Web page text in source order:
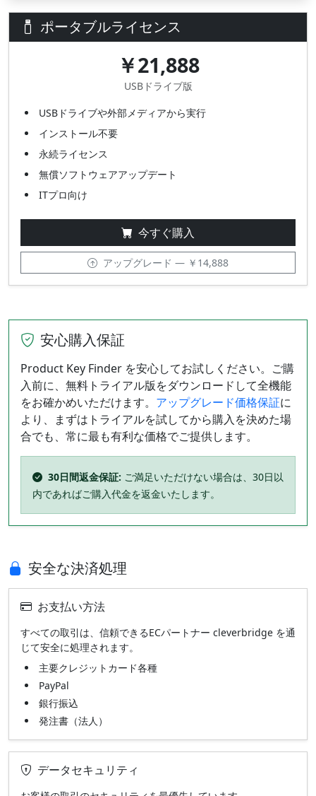
ポータブルライセンス
￥21,888
USBドライブ版
USBドライブや外部メディアから実行
インストール不要
永続ライセンス
無償ソフトウェアアップデート
ITプロ向け
今すぐ購入
アップグレード — ￥14,888
安心購入保証
Product Key Finder を安心してお試しください。ご購
入前に、無料トライアル版をダウンロードして全機能
をお確かめいただけます。 アップグレード価格保証に
より、まずはトライアルを試してから購入を決めた場
合でも、常に最も有利な価格でご提供します。
30日間返金保証: ご満足いただけない場合は、30日以
内であればご購入代金を返金いたします。
安全な決済処理
お支払い方法
すべての取引は、信頼できるECパートナー cleverbridge を通
じて安全に処理されます。
主要クレジットカード各種
PayPal
銀行振込
発注書（法人）
データセキュリティ